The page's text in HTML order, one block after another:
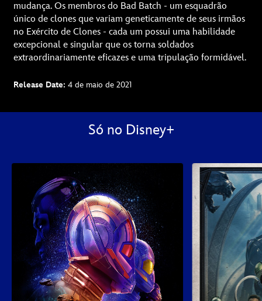
mudança. Os membros do Bad Batch - um esquadrão
único de clones que variam geneticamente de seus irmãos
no Exército de Clones - cada um possui uma habilidade
excepcional e singular que os torna soldados
extraordinariamente eficazes e uma tripulação formidável.
Release Date: 4 de maio de 2021
Só no Disney+